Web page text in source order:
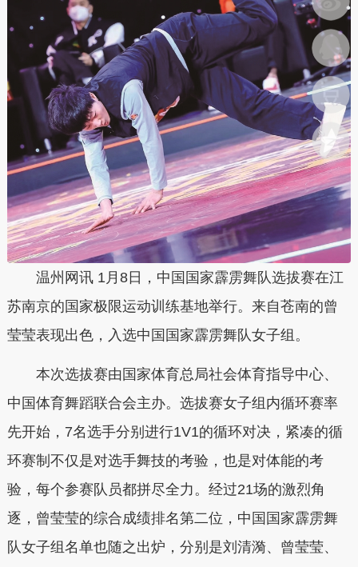
温州网讯 1月8日，中国国家霹雳舞队选拔赛在江
苏南京的国家极限运动训练基地举行。来自苍南的曾
莹莹表现出色，入选中国国家霹雳舞队女子组。
本次选拔赛由国家体育总局社会体育指导中心、
中国体育舞蹈联合会主办。选拔赛女子组内循环赛率
先开始，7名选手分别进行1V1的循环对决，紧凑的循
环赛制不仅是对选手舞技的考验，也是对体能的考
验，每个参赛队员都拼尽全力。经过21场的激烈角
逐，曾莹莹的综合成绩排名第二位，中国国家霹雳舞
队女子组名单也随之出炉，分别是刘清漪、曾莹莹、